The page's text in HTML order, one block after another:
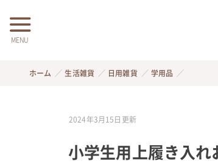
MENU
ホーム 生活雑貨 日用雑貨 学用品
2024年3月15日 更新
小学生用上履き入